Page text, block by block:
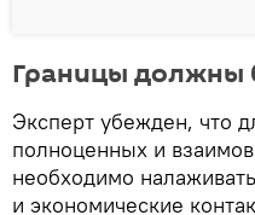
Границы должны
Эксперт убежден, что
полноценных и
необходимо
и экономические